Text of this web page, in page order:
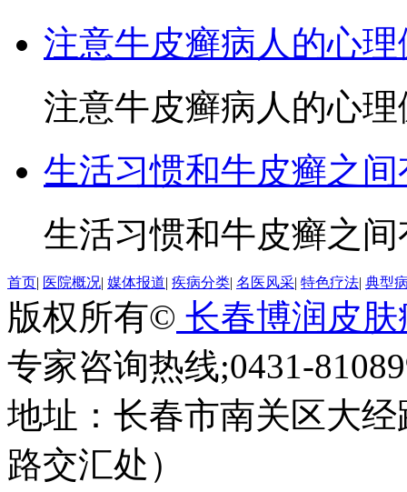
注意牛皮癣病人的心理
注意牛皮癣病人的心
生活习惯和牛皮癣之间
生活习惯和牛皮癣之
首页| 医院概况| 媒体报道| 疾病分类| 名医风采| 特色疗法| 典型
版权所有© 长春博润皮
专家咨询热线;0431-
地址：长春市南关区大
路交汇处）